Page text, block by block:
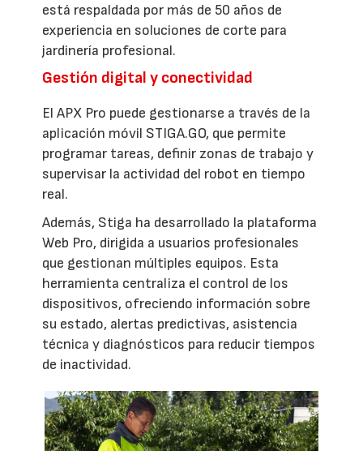
está respaldada por más de 50 años de
experiencia en soluciones de corte para
jardinería profesional.
Gestión digital y conectividad
El APX Pro puede gestionarse a través de la
aplicación móvil STIGA.GO, que permite
programar tareas, definir zonas de trabajo y
supervisar la actividad del robot en tiempo
real.
Además, Stiga ha desarrollado la plataforma
Web Pro, dirigida a usuarios profesionales
que gestionan múltiples equipos. Esta
herramienta centraliza el control de los
dispositivos, ofreciendo información sobre
su estado, alertas predictivas, asistencia
técnica y diagnósticos para reducir tiempos
de inactividad.